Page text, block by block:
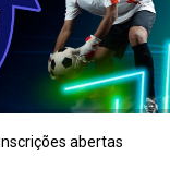
abertas